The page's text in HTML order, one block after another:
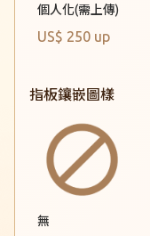
個人化(需上傳)
US$ 250 up
指板鑲嵌圖樣
無